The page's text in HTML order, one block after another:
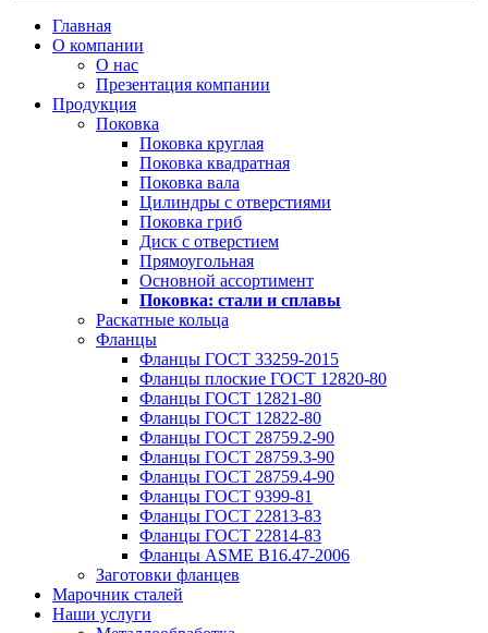
Главная
О компании
О нас
Презентация компании
Продукция
Поковка
Поковка круглая
Поковка квадратная
Поковка вала
Цилиндры с отверстиями
Поковка гриб
Диск с отверстием
Прямоугольная
Основной ассортимент
Поковка: cтали и сплавы
Раскатные кольца
Фланцы
Фланцы ГОСТ 33259-2015
Фланцы плоские ГОСТ 12820-80
Фланцы ГОСТ 12821-80
Фланцы ГОСТ 12822-80
Фланцы ГОСТ 28759.2-90
Фланцы ГОСТ 28759.3-90
Фланцы ГОСТ 28759.4-90
Фланцы ГОСТ 9399-81
Фланцы ГОСТ 22813-83
Фланцы ГОСТ 22814-83
Фланцы ASME B16.47-2006
Заготовки фланцев
Марочник сталей
Наши услуги